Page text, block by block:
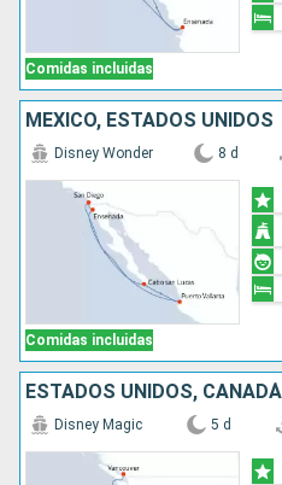
Comidas incluidas
MÉXICO, ESTADOS UNIDOS
Comidas incluidas
Disney Wonder 8 d
ESTADOS UNIDOS, CANADÁ
Disney Magic 5 d